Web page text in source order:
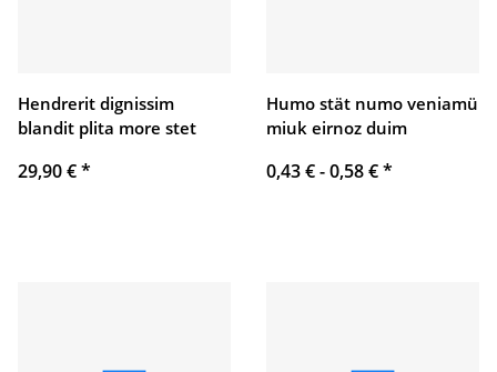
Hendrerit dignissim
blandit plita more stet
29,90 €*
Humo stät numo veniamü
miuk eirnoz duim
0,43 € -0,58 €*